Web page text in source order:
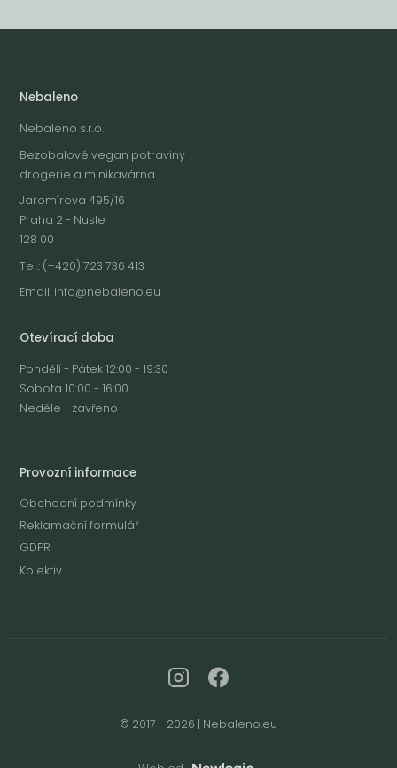
Nebaleno
Nebaleno s.r.o.
Bezobalové vegan potraviny
drogerie a minikavárna
Jaromírova 495/16
Praha 2 - Nusle
128 00
Tel.: (+420) 723 736 413
Email: info@nebaleno.eu
Otevírací doba
Pondělí - Pátek 12:00 - 19:30
Sobota 10:00 - 16:00
Neděle - zavřeno
Provozní informace
Obchodní podmínky
Reklamační formulář
GDPR
Kolektiv
© 2017 - 2026 | Nebaleno.eu